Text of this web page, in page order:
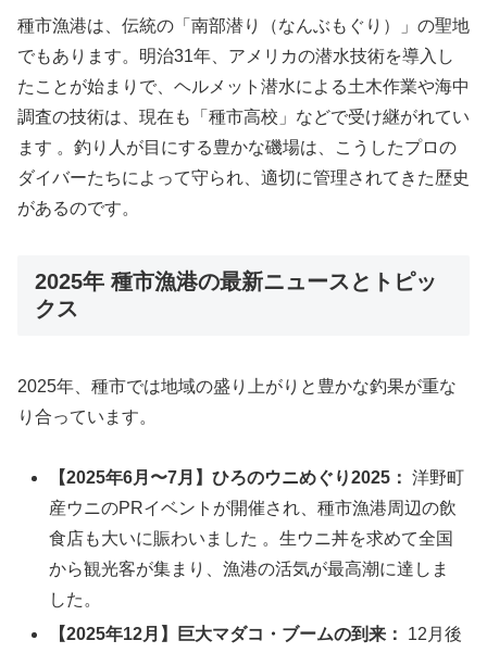
種市漁港は、伝統の「南部潜り（なんぶもぐり）」の聖地
でもあります。明治31年、アメリカの潜水技術を導入し
たことが始まりで、ヘルメット潜水による土木作業や海中
調査の技術は、現在も「種市高校」などで受け継がれてい
ます 。釣り人が目にする豊かな磯場は、こうしたプロの
ダイバーたちによって守られ、適切に管理されてきた歴史
があるのです。
2025年 種市漁港の最新ニュースとトピッ
クス
2025年、種市では地域の盛り上がりと豊かな釣果が重な
り合っています。
【2025年6月〜7月】ひろのウニめぐり2025： 洋野町
産ウニのPRイベントが開催され、種市漁港周辺の飲
食店も大いに賑わいました 。生ウニ丼を求めて全国
から観光客が集まり、漁港の活気が最高潮に達しま
した。
【2025年12月】巨大マダコ・ブームの到来：
12月後